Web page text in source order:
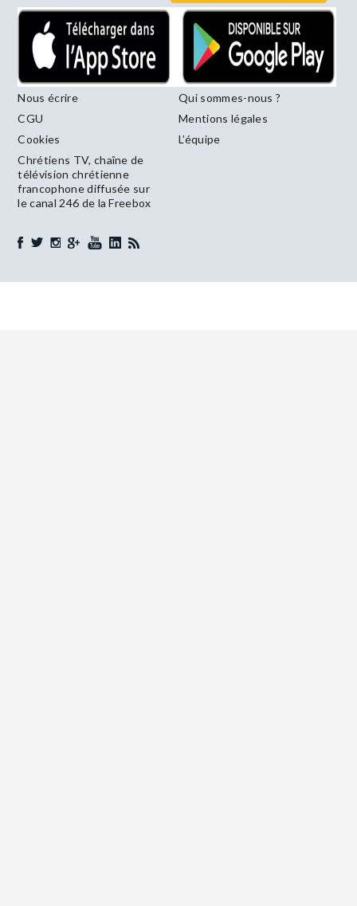
Nous écrire
Qui sommes-nous ?
CGU
Mentions légales
Cookies
L’équipe
Chrétiens TV, chaîne de
télévision chrétienne
francophone diffusée sur
le canal 246 de la Freebox